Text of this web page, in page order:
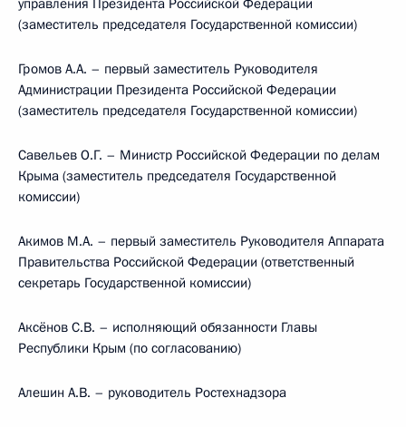
управления Президента Российской Федерации
(заместитель председателя Государственной комиссии)
Громов А.А. – первый заместитель Руководителя
Администрации Президента Российской Федерации
(заместитель председателя Государственной комиссии)
Савельев О.Г. – Министр Российской Федерации по делам
Крыма (заместитель председателя Государственной
комиссии)
Акимов М.А. – первый заместитель Руководителя Аппарата
Правительства Российской Федерации (ответственный
секретарь Государственной комиссии)
Аксёнов С.В. – исполняющий обязанности Главы
Республики Крым (по согласованию)
Алешин А.В. – руководитель Ростехнадзора